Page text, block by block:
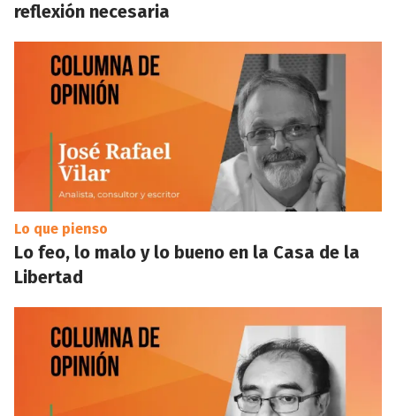
reflexión necesaria
Lo que pienso
Lo feo, lo malo y lo bueno en la Casa de la
Libertad